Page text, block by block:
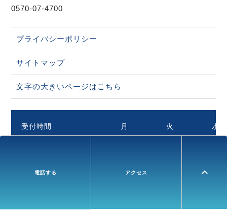
0570-07-4700
プライバシーポリシー
サイトマップ
文字の大きいページはこちら
受付時間 月 火 水
電話する アクセス expand_less